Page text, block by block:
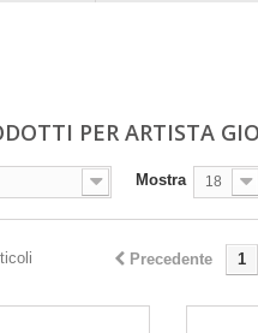
PER ARTISTA
Mostra 18
Precedente 1